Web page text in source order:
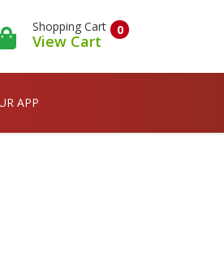
0
Shopping Cart
View Cart
APP